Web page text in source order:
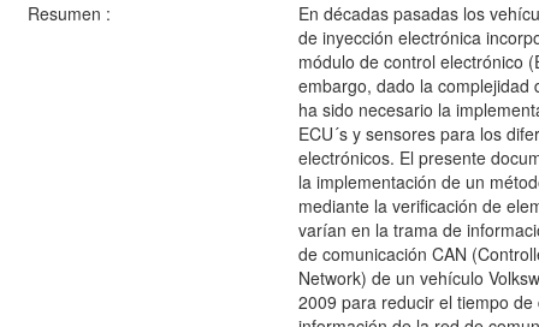
Resumen :
En décadas pasadas los
de inyección electrónica
módulo de control electrónico
embargo, dado la complejidad
ha sido necesario la
ECU´s y sensores para los
electrónicos. El presente
la implementación de un
mediante la verificación de
varían en la trama de
de comunicación CAN
Network) de un vehículo
2009 para reducir el tiempo